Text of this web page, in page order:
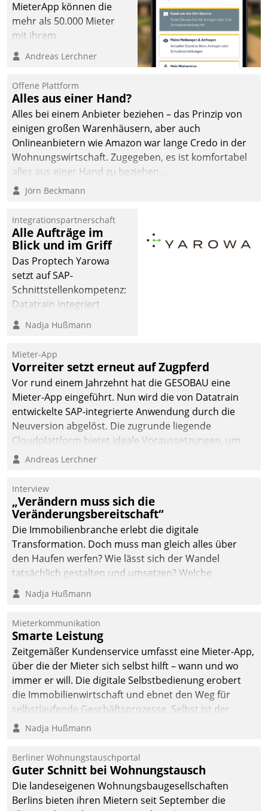
MieterApp können die
mehr als 50.000 Mieter
mit ihrem
Wohnungsunternehmen
kommunizieren, auf dem
einsehen und ändern
oder
Schadensmeldungen
abgeben – rund um die
Uhr.
Andreas Lerchner
Offene Plattform
Alles aus einer Hand?
Alles bei einem Anbieter beziehen – das Prinzip von
einigen großen Warenhäusern, aber auch
Onlineanbietern wie Amazon war lange Credo in der
Wohnungswirtschaft. Zugegeben, es ist komfortabel
alles aus einer Hand zu beziehen...
Jörn Beckmann
Integrationspartnerschaft
Alle Aufträge im
Blick und im Griff
Das Proptech Yarowa
setzt auf SAP-
Schnittstellenkompetenz:
Datatrain integriert
Yarowas Portal zur
Vergabe und Verwaltung
operativen
Instandhaltung in die
SAP-Systemlandschaft
deutscher
Wohnungsunternehmen
– und beschleunigt damit
Mieteranliegen zum
Nadja Hußmann
Mieter-App
Vorreiter setzt erneut auf Zugpferd
Vor rund einem Jahrzehnt hat die GESOBAU eine
Mieter-App eingeführt. Nun wird die von Datatrain
entwickelte SAP-integrierte Anwendung durch die
Neuversion abgelöst. Die zugrunde liegende
Cloudplattform bietet ideale Voraussetzungen, um
die Funktionalität der App zu erweitern und weitere
integrieren.
Andreas Lerchner
Interview
„Verändern muss sich die
Veränderungsbereitschaft“
Die Immobilienbranche erlebt die digitale
Transformation. Doch muss man gleich alles über
den Haufen werfen? Wie lässt sich der Wandel
tatsächlich gestalten und umsetzen? Welche
Argumente zählen wirklich?
Nadja Hußmann
Mieterkommunikation
Smarte Leistung
Zeitgemäßer Kundenservice umfasst eine Mieter-App,
über die der Mieter sich selbst hilft – wann und wo
immer er will. Die digitale Selbstbedienung erobert
die Immobilienwirtschaft und ebnet den Weg für
selbstlaufende Geschäftsprozesse. Selbst ist der
Kunde und smart der Serviceanbieter.
Nadja Hußmann
Berliner Wohnungstauschportal
Guter Schnitt bei Wohnungstausch
Die landeseigenen Wohnungsbaugesellschaften
Berlins bieten ihren Mietern seit September die